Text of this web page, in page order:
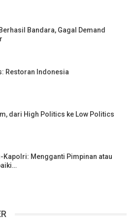
Bandara, Gagal Demand
Restoran Indonesia
dari High Politics ke Low Politics
Kapolri: Mengganti Pimpinan atau